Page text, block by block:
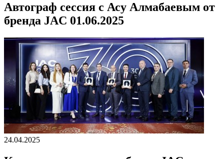
Автограф сессия с Асу Алмабаевым от
бренда JAC 01.06.2025
24.04.2025